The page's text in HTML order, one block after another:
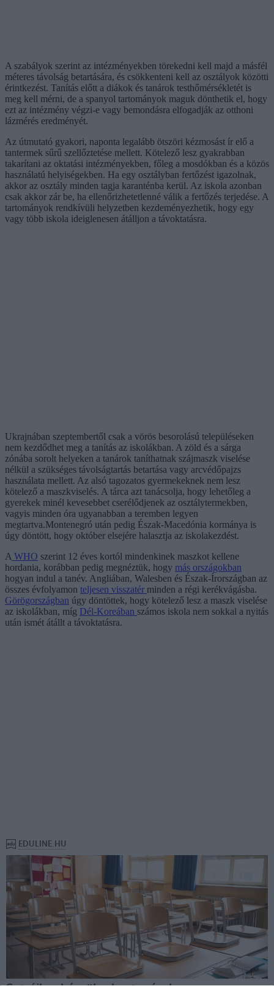
A szabályok szerint az intézményekben törekedni kell majd a másfél
méteres távolság betartására, és csökkenteni kell az osztályok közötti
érintkezést. Tanítás előtt a diákok és tanárok testhőmérsékletét is
meg kell mérni, de a spanyol tartományok maguk dönthetik el, hogy
ezt az intézmény végzi-e vagy bemondásra elfogadják az otthoni
lázmérés eredményét.
Az útmutató gyakori, naponta legalább ötszöri kézmosást ír elő a
tantermek sűrű szellőztetése mellett. Kötelező lesz gyakrabban
takarítani az oktatási intézményekben, főleg a mosdókban és a közös
használatú helyiségekben. Ha egy osztályban fertőzést igazolnak,
akkor az osztály minden tagja karanténba kerül. Az iskola azonban
csak akkor zár be, ha ellenőrizhetetlenné válik a fertőzés terjedése. A
tartományok rendkívüli helyzetben kezdeményezhetik, hogy egy
vagy több iskola ideiglenesen átálljon a távoktatásra.
Ukrajnában szeptembertől csak a vörös besorolású településeken
nem kezdődhet meg a tanítás az iskolákban. A zöld és a sárga
zónába sorolt helyeken a tanárok taníthatnak szájmaszk viselése
nélkül a szükséges távolságtartás betartása vagy arcvédőpajzs
használata mellett. Az alsó tagozatos gyermekeknek nem lesz
kötelező a maszkviselés. A tárca azt tanácsolja, hogy lehetőleg a
gyerekek minél kevesebbet cserélődjenek az osztálytermekben,
vagyis minden óra ugyanabban a teremben legyen
megtartva.Montenegró után pedig Észak-Macedónia kormánya is
úgy döntött, hogy október elsejére halasztja az iskolakezdést.
A WHO szerint 12 éves kortól mindenkinek maszkot kellene
hordania, korábban pedig megnéztük, hogy más országokban
hogyan indul a tanév. Angliában, Walesben és Észak-Írországban az
összes évfolyamon teljesen visszatér minden a régi kerékvágásba.
Görögországban úgy döntöttek, hogy kötelező lesz a maszk viselése
az iskolákban, míg Dél-Koreában számos iskola nem sokkal a nyitás
után ismét átállt a távoktatásra.